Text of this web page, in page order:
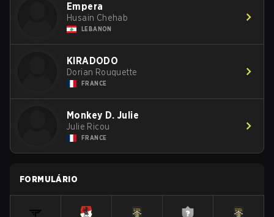
Empera
Husain Chehab
LEBANON
KIRADODO
Dorian Rouquette
FRANCE
Monkey D. Julie
Julie Ricou
FRANCE
FORMULÁRIO